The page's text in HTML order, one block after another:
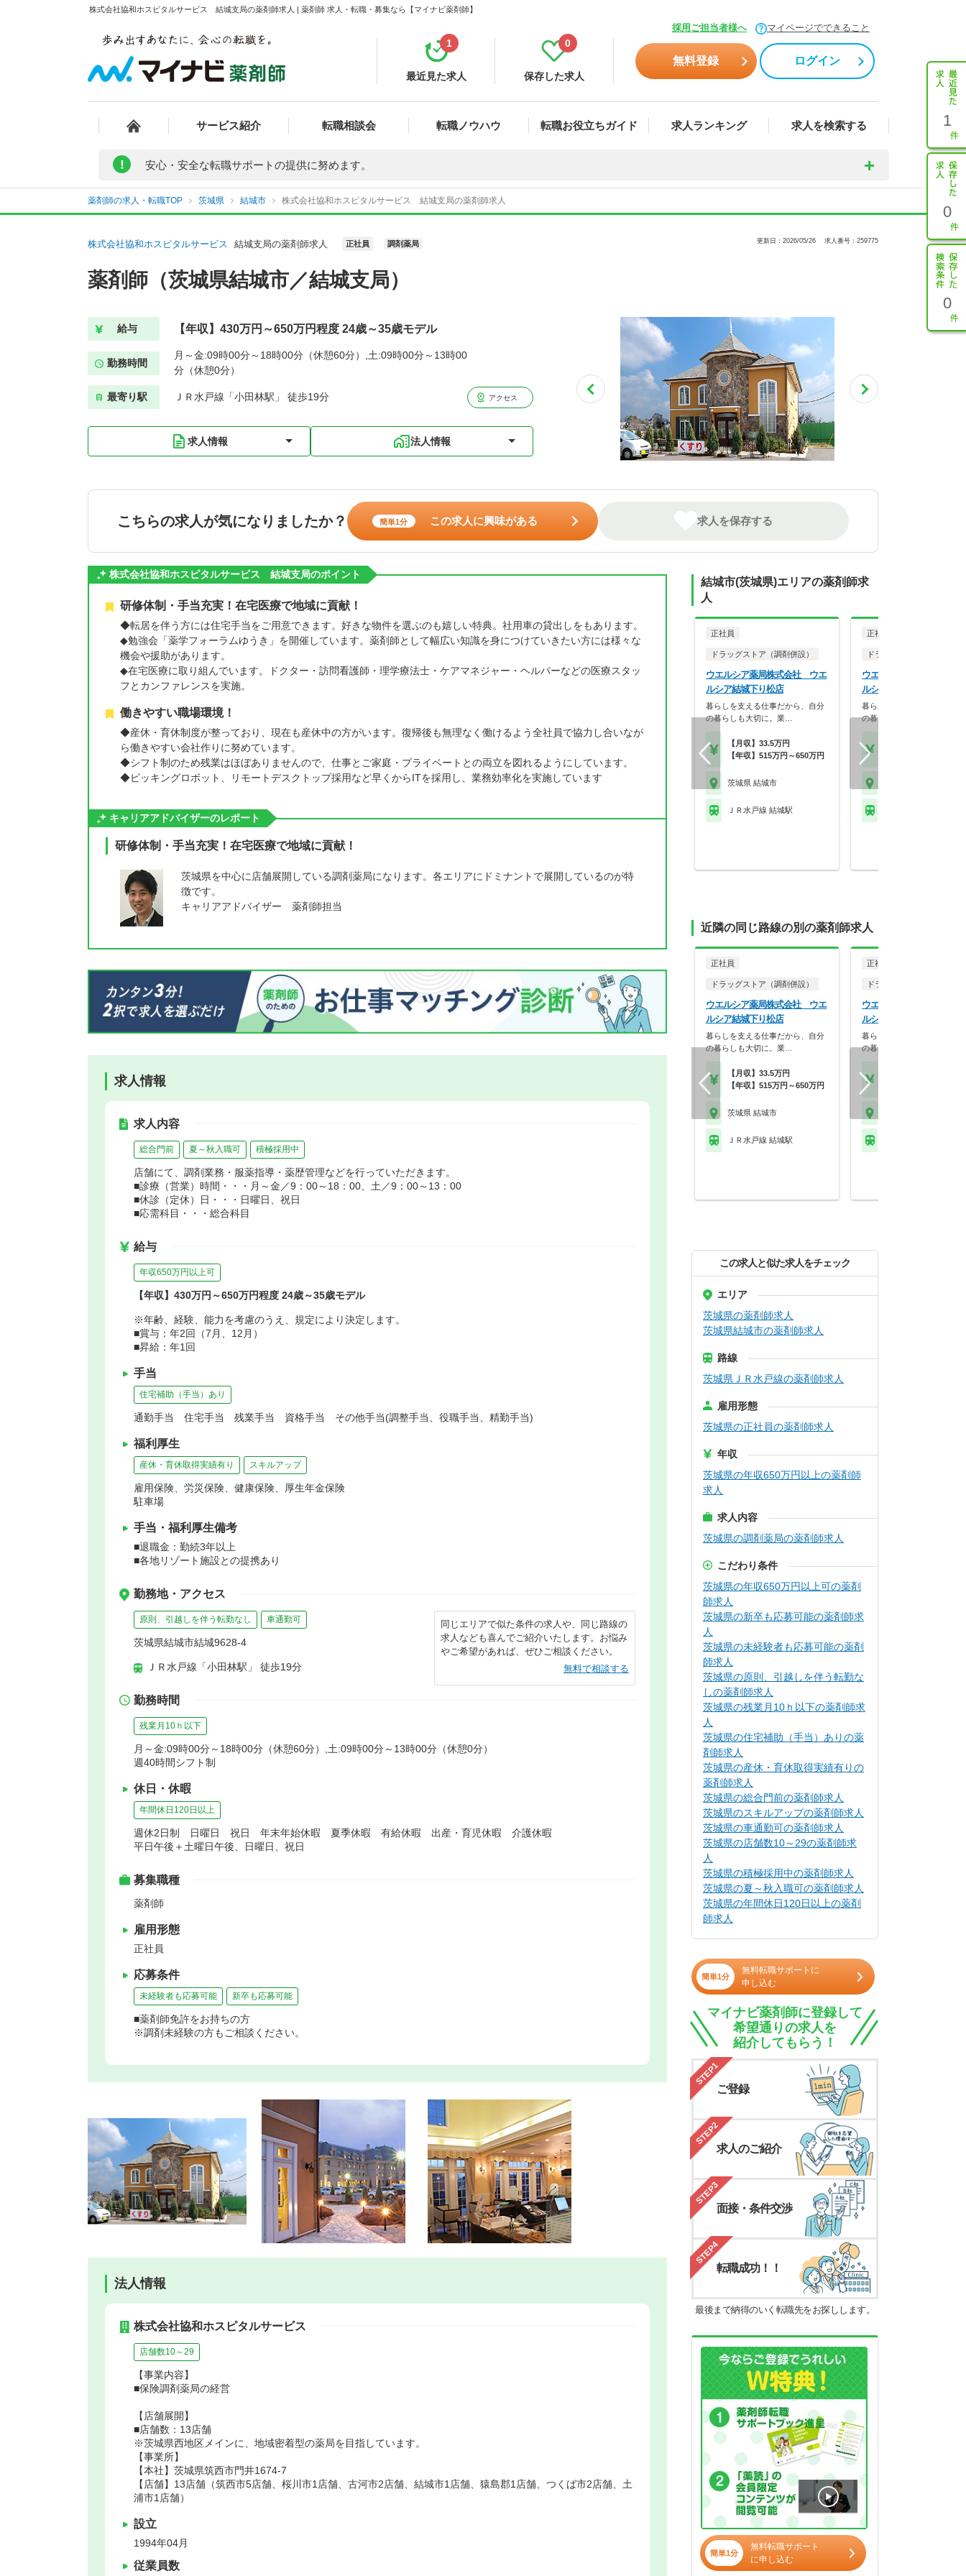
株式会社協和ホスピタルサービス 結城支局の薬剤師求人 | 薬剤師 求人・転職・募集なら【マイナビ薬剤師】
採用ご担当者様へ マイページでできること
最近見た求人
1
保存した求人
0
無料登録 ログイン
サービス紹介 転職相談会 転職ノウハウ 転職お役立ちガイド 求人ランキング 求人を検索する 1
0
0
! 安心・安全な転職サポートの提供に努めます。
薬剤師の求人・転職TOP 茨城県 結城市 株式会社協和ホスピタルサービス 結城支局の薬剤師求人
株式会社協和ホスピタルサービス 結城支局の薬剤師求人 正社員 調剤薬局 更新日：2026/05/26 求人番号：259775
薬剤師（茨城県結城市／結城支局）
給与 【年収】430万円～650万円程度 24歳～35歳モデル
勤務時間
月～金:09時00分～18時00分（休憩60分）,土:09時00分～13時00
分（休憩0分）
最寄り駅 ＪＲ水戸線「小田林駅」 徒歩19分 アクセス
求人情報 法人情報
こちらの求人が気になりましたか？ 簡単1分 この求人に興味がある 求人を保存する
株式会社協和ホスピタルサービス 結城支局のポイント
研修体制・手当充実！在宅医療で地域に貢献！
◆転居を伴う方には住宅手当をご用意できます。好きな物件を選ぶのも嬉しい特典。社用車の貸出しをもあります。
◆勉強会「薬学フォーラムゆうき」を開催しています。薬剤師として幅広い知識を身につけていきたい方には様々な
機会や援助があります。
◆在宅医療に取り組んでいます。ドクター・訪問看護師・理学療法士・ケアマネジャー・ヘルパーなどの医療スタッ
フとカンファレンスを実施。
働きやすい職場環境！
◆産休・育休制度が整っており、現在も産休中の方がいます。復帰後も無理なく働けるよう全社員で協力し合いなが
ら働きやすい会社作りに努めています。
◆シフト制のため残業はほぼありませんので、仕事とご家庭・プライベートとの両立を図れるようにしています。
◆ピッキングロボット、リモートデスクトップ採用など早くからITを採用し、業務効率化を実施しています
キャリアアドバイザーのレポート
研修体制・手当充実！在宅医療で地域に貢献！
茨城県を中心に店舗展開している調剤薬局になります。各エリアにドミナントで展開しているのが特
徴です。
キャリアアドバイザー 薬剤師担当
求人情報
求人内容
総合門前 夏～秋入職可 積極採用中
店舗にて、調剤業務・服薬指導・薬歴管理などを行っていただきます。
■診療（営業）時間・・・月～金／9：00～18：00、土／9：00～13：00
■休診（定休）日・・・日曜日、祝日
■応需科目・・・総合科目
給与
年収650万円以上可
【年収】430万円～650万円程度 24歳～35歳モデル
※年齢、経験、能力を考慮のうえ、規定により決定します。
■賞与：年2回（7月、12月）
■昇給：年1回
手当
住宅補助（手当）あり
通勤手当 住宅手当 残業手当 資格手当 その他手当(調整手当、役職手当、精勤手当)
福利厚生
産休・育休取得実績有り スキルアップ
雇用保険、労災保険、健康保険、厚生年金保険
駐車場
手当・福利厚生備考
■退職金：勤続3年以上
■各地リゾート施設との提携あり
勤務地・アクセス
原則、引越しを伴う転勤なし 車通勤可
茨城県結城市結城9628-4
ＪＲ水戸線「小田林駅」 徒歩19分
同じエリアで似た条件の求人や、同じ路線の
求人なども喜んでご紹介いたします。お悩み
やご希望があれば、ぜひご相談ください。
無料で相談する
勤務時間
残業月10ｈ以下
月～金:09時00分～18時00分（休憩60分）,土:09時00分～13時00分（休憩0分）
週40時間シフト制
休日・休暇
年間休日120日以上
週休2日制 日曜日 祝日 年末年始休暇 夏季休暇 有給休暇 出産・育児休暇 介護休暇
平日午後＋土曜日午後、日曜日、祝日
募集職種
薬剤師
雇用形態
正社員
応募条件
未経験者も応募可能 新卒も応募可能
■薬剤師免許をお持ちの方
※調剤未経験の方もご相談ください。
法人情報
株式会社協和ホスピタルサービス
店舗数10～29
【事業内容】
■保険調剤薬局の経営
【店舗展開】
■店舗数：13店舗
※茨城県西地区メインに、地域密着型の薬局を目指しています。
【事業所】
【本社】茨城県筑西市門井1674-7
【店舗】13店舗（筑西市5店舗、桜川市1店舗、古河市2店舗、結城市1店舗、猿島郡1店舗、つくば市2店舗、土
浦市1店舗）
設立
1994年04月
従業員数
結城市(茨城県)エリアの薬剤師求
人
正社員
ドラッグストア（調剤併設）
ウエルシア薬局株式会社 ウエ
ルシア結城下り松店
暮らしを支える仕事だから、自分
の暮らしも大切に。業…
【月収】33.5万円
【年収】515万円～650万円
茨城県 結城市
ＪＲ水戸線 結城駅
正社員
ドラッグストア（調剤併設
ウエルシア薬局株式会社
ルシア結城富士見店
暮らしを支える仕事だから、
の暮らしも大切に。業…
近隣の同じ路線の別の薬剤師求人
正社員
ドラッグストア（調剤併設）
ウエルシア薬局株式会社 ウエ
ルシア結城下り松店
暮らしを支える仕事だから、自分
の暮らしも大切に。業…
【月収】33.5万円
【年収】515万円～650万円
茨城県 結城市
ＪＲ水戸線 結城駅
正社員
ドラッグストア（調剤併設
ウエルシア薬局株式会社
ルシア結城富士見店
暮らしを支える仕事だから、
の暮らしも大切に。業…
この求人と似た求人をチェック
エリア
茨城県の薬剤師求人
茨城県結城市の薬剤師求人
路線
茨城県ＪＲ水戸線の薬剤師求人
雇用形態
茨城県の正社員の薬剤師求人
年収
茨城県の年収650万円以上の薬剤師
求人
求人内容
茨城県の調剤薬局の薬剤師求人
こだわり条件
茨城県の年収650万円以上可の薬剤
師求人
茨城県の新卒も応募可能の薬剤師求
人
茨城県の未経験者も応募可能の薬剤
師求人
茨城県の原則、引越しを伴う転勤な
しの薬剤師求人
茨城県の残業月10ｈ以下の薬剤師求
人
茨城県の住宅補助（手当）ありの薬
剤師求人
茨城県の産休・育休取得実績有りの
薬剤師求人
茨城県の総合門前の薬剤師求人
茨城県のスキルアップの薬剤師求人
茨城県の車通勤可の薬剤師求人
茨城県の店舗数10～29の薬剤師求
人
茨城県の積極採用中の薬剤師求人
茨城県の夏～秋入職可の薬剤師求人
茨城県の年間休日120日以上の薬剤
師求人
簡単1分
無料転職サポートに
申し込む
マイナビ薬剤師に登録して
希望通りの求人を
紹介してもらう！
STEP1
ご登録
STEP2
求人のご紹介
STEP3
面接・条件交渉
STEP4
転職成功！！
最後まで納得のいく転職先をお探しします。
簡単1分
無料転職サポート
に申し込む